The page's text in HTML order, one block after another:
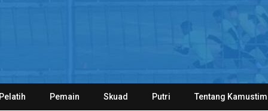
Pelatih Pemain Skuad Putri Tentang